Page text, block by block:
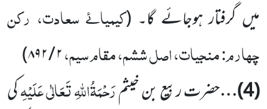
میں گرفتار ہوجائے گا۔ (کیمیائے سعادت، رکن
چہارم: منجیات، اصل ششم، مقام سیم،۲/۸۹۲)
(
4
)…حضرت ربیع بن خیثمرَحْمَۃُاللہِ تَعَالٰی عَلَیْہِکی